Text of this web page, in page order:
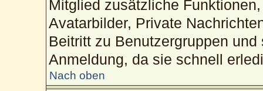
Mitglied zusätzliche
Avatarbilder, Private
Beitritt zu Benutzergruppen
Anmeldung, da sie schnell
Nach oben